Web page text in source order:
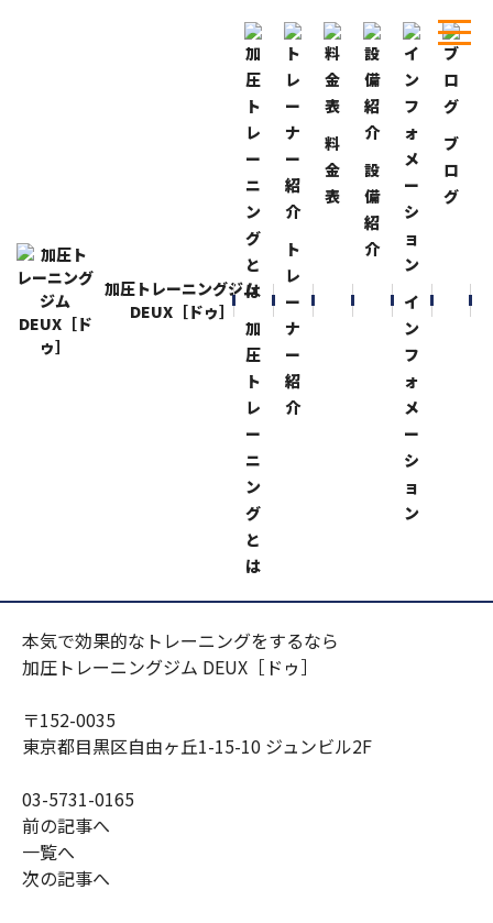
加圧トレーニングジム
DEUX［ドゥ］
加
圧
ト
レ
ー
ニ
ン
グ
と
は
ト
レ
ー
ナ
ー
紹
介
料
金
表
設
備
紹
介
イ
ン
フ
ォ
メ
ー
シ
ョ
ン
ブ
ロ
グ
これはうまいっ！
2024-9-23
食事
『シアッチョッ』これはうまいっ！
いつも食べている鶏胸肉ハムに付けたり、スポ麺に付け
お味噌感覚でちょっと付けて食べると味が変わりかなり
加圧トレーニングジムＤＥＵＸ https://kaatsu-
ホームページリニューアルしました！
本気で効果的なトレーニングをするなら
加圧トレーニングジム DEUX［ドゥ］
〒152-0035
東京都目黒区自由ヶ丘1-15-10 ジュンビル2F
03-5731-0165
前の記事へ
一覧へ
次の記事へ